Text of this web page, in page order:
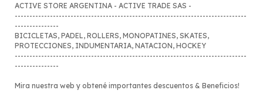
ACTIVE STORE ARGENTINA - ACTIVE TRADE SAS -
-------------------------------------------------------------------------------
---------------
BICICLETAS, PADEL, ROLLERS, MONOPATINES, SKATES,
PROTECCIONES, INDUMENTARIA, NATACION, HOCKEY
-------------------------------------------------------------------------------
---------------
Mira nuestra web y obtené importantes descuentos & Beneficios!